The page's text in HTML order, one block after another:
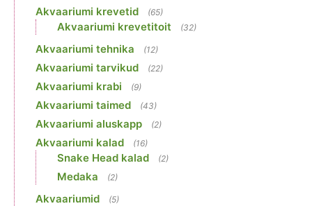
Akvaariumi krevetid (65)
Akvaariumi krevetitoit (32)
Akvaariumi tehnika (12)
Akvaariumi tarvikud (22)
Akvaariumi krabi (9)
Akvaariumi taimed (43)
Akvaariumi aluskapp (2)
Akvaariumi kalad (16)
Snake Head kalad (2)
Medaka (2)
Akvaariumid (5)